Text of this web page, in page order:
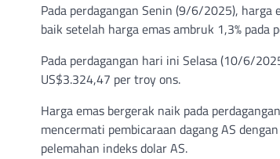
Pada perdagangan Senin (9/6/2025),
baik setelah harga emas ambruk 1,3%
Pada perdagangan hari ini Selasa (10/6/
US$3.324,47 per troy ons.
Harga emas bergerak naik pada
mencermati pembicaraan dagang AS
pelemahan indeks dolar AS.